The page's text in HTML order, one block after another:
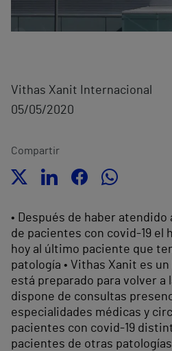
Vithas Xanit Internacional
05/05/2020
Compartir
• Después de haber atendido
de pacientes con covid-19 el
hoy al último paciente que
patología • Vithas Xanit es
está preparado para volver a
dispone de consultas
especialidades médicas y
pacientes con covid-19
pacientes de otras patologías